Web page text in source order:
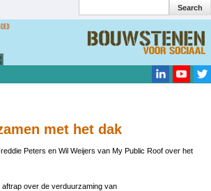
Search
met het dak
Peters en Wil Weijers van My Public Roof over het
over de verduurzaming van